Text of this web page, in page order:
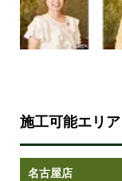
施工可能エリア
名古屋店